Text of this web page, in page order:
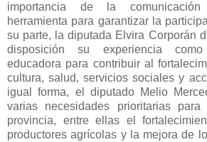
importancia de la comunicación
herramienta para garantizar la
su parte, la diputada Elvira Corporán
disposición su experiencia
educadora para contribuir al
cultura, salud, servicios sociales y
igual forma, el diputado Melio
varias necesidades prioritarias
provincia, entre ellas el
productores agrícolas y la mejora de